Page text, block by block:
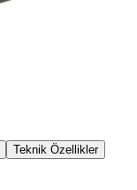
Teknik Özellikler